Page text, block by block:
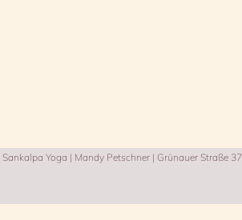
Sankalpa Yoga | Mandy Petschner | Grünauer Straße